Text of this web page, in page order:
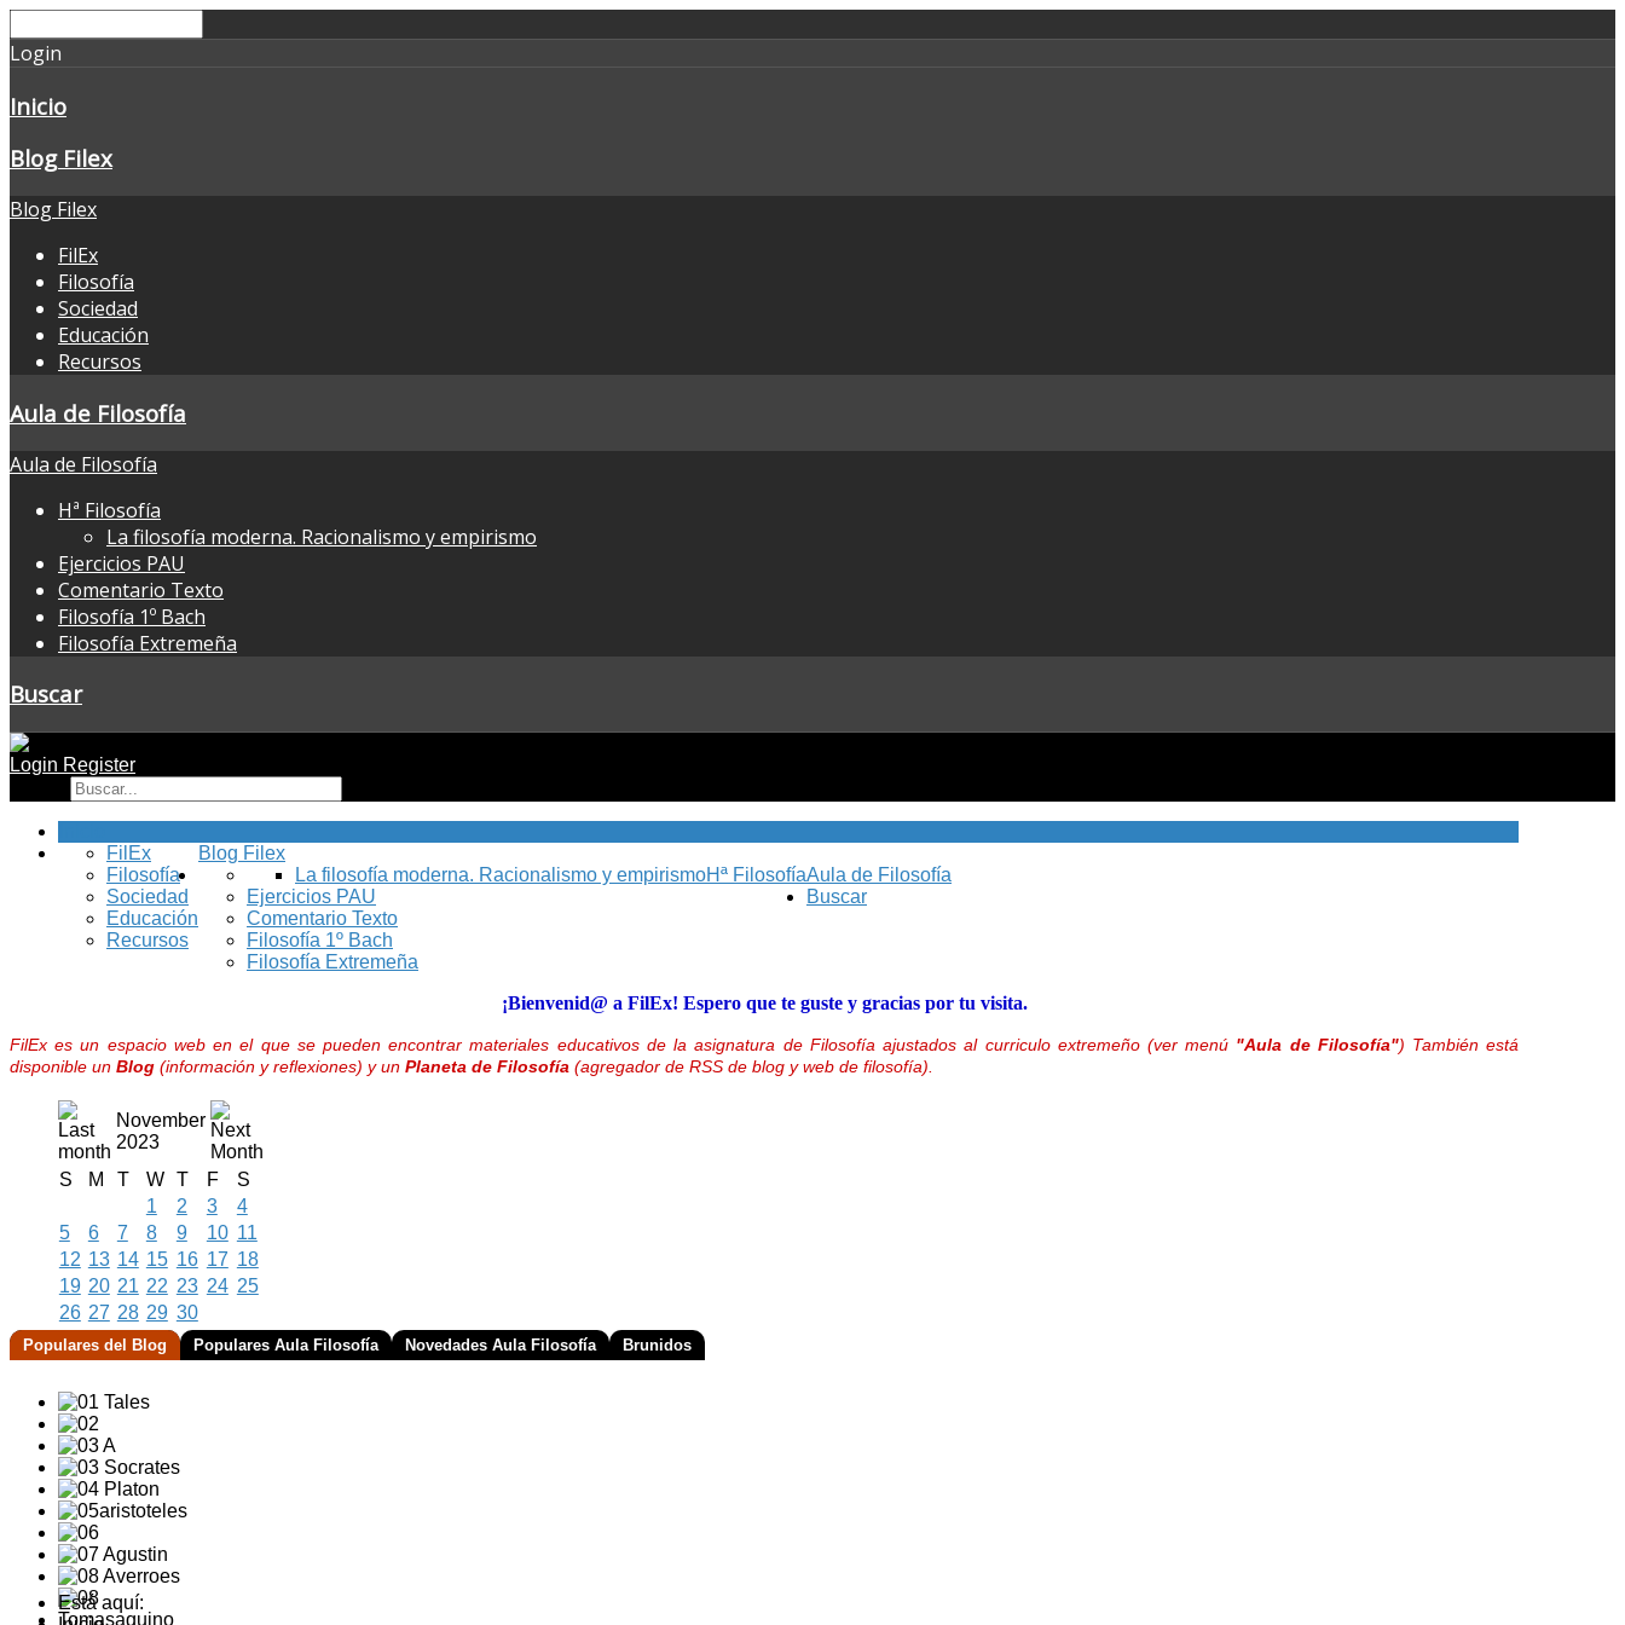
Login
Inicio
Blog Filex
Blog Filex
FilEx
Filosofía
Sociedad
Educación
Recursos
Aula de Filosofía
Aula de Filosofía
Hª Filosofía
La filosofía moderna. Racionalismo y empirismo
Ejercicios PAU
Comentario Texto
Filosofía 1º Bach
Filosofía Extremeña
Buscar
Login Register
Blog Filex
FilEx
Filosofía
Sociedad
Educación
Recursos
Aula de Filosofía
Hª Filosofía
La filosofía moderna. Racionalismo y empirismo
Ejercicios PAU
Comentario Texto
Filosofía 1º Bach
Filosofía Extremeña
Buscar
¡Bienvenid@ a FilEx! Espero que te guste y gracias por tu visita.
FilEx es un espacio web en el que se pueden encontrar materiales educativos de la asignatura de Filosofía ajustados al curriculo extremeño (ver menú "Aula de Filosofía") También está
disponible un Blog (información y reflexiones) y un Planeta de Filosofía (agregador de RSS de blog y web de filosofía).
November
2023
S
M T W T F
S
1
2 3
4
5
6 7 8 9 10 11
12 13 14 15 16 17 18
19 20 21 22 23 24 25
26 27 28 29 30
Populares del Blog Populares Aula Filosofía Novedades Aula Filosofía Brunidos
Está aquí: